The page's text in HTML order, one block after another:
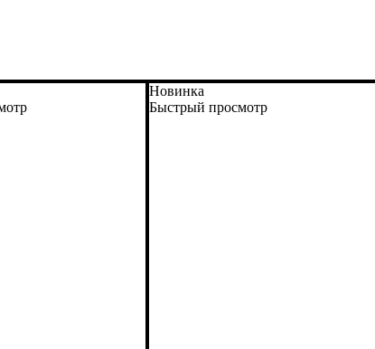
Новинка
Быстрый просмотр